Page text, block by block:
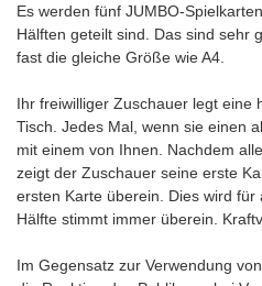
Es werden fünf JUMBO-
Hälften geteilt sind. Das sind sehr
fast die gleiche Größe wie A4.
Ihr freiwilliger Zuschauer legt eine
Tisch. Jedes Mal, wenn sie einen
mit einem von Ihnen. Nachdem
zeigt der Zuschauer seine erste
ersten Karte überein. Dies wird
Hälfte stimmt immer überein.
Im Gegensatz zur Verwendung